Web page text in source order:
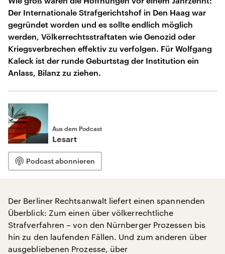
Der Internationale Strafgerichtshof in Den Haag war
gegründet worden und es sollte endlich möglich
werden, Völkerrechtsstraftaten wie Genozid oder
Kriegsverbrechen effektiv zu verfolgen. Für Wolfgang
Kaleck ist der runde Geburtstag der Institution ein
Anlass, Bilanz zu ziehen.
Aus dem Podcast
Lesart
Podcast abonnieren
Der Berliner Rechtsanwalt liefert einen spannenden
Überblick: Zum einen über völkerrechtliche
Strafverfahren – von den Nürnberger Prozessen bis
hin zu den laufenden Fällen. Und zum anderen über
ausgebliebenen Prozesse, über